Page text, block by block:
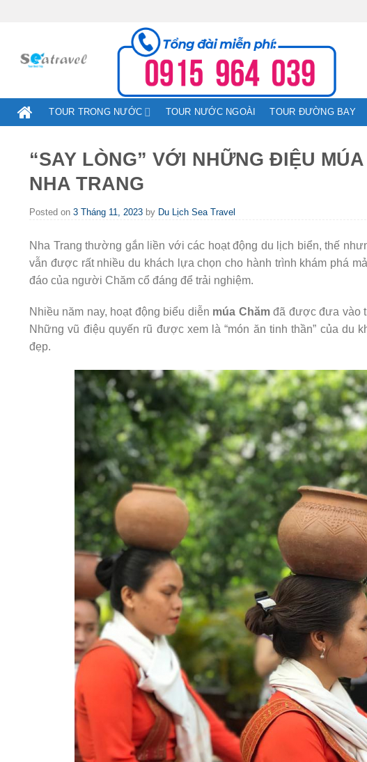
TOUR TRONG NƯỚC TOUR NƯỚC NGOÀI TOUR ĐƯỜNG BAY
“SAY LÒNG” VỚI NHỮNG ĐIỆU
NHA TRANG
Posted on 3 Tháng 11, 2023 by Du Lịch Sea Travel
Nha Trang thường gắn liền với các hoạt động du lịch biển, thế
vẫn được rất nhiều du khách lựa chọn cho hành trình khám phá
đáo của người Chăm cổ đáng để trải nghiệm.
Nhiều năm nay, hoạt động biểu diễn múa Chămđã được đưa vào
Những vũ điệu quyến rũ được xem là “món ăn tinh thần” của du
đẹp.